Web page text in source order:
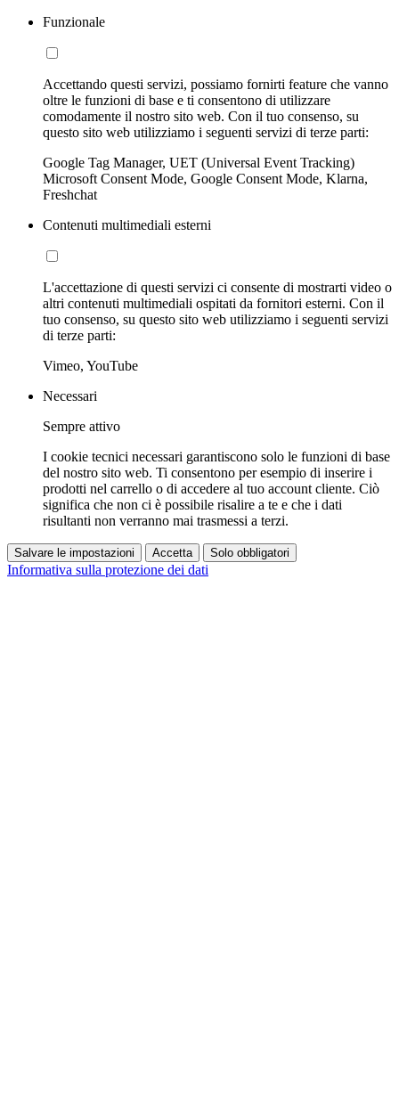
Funzionale
Accettando questi servizi, possiamo fornirti feature che vanno
oltre le funzioni di base e ti consentono di utilizzare
comodamente il nostro sito web. Con il tuo consenso, su
questo sito web utilizziamo i seguenti servizi di terze parti:
Google Tag Manager, UET (Universal Event Tracking)
Microsoft Consent Mode, Google Consent Mode, Klarna,
Freshchat
Contenuti multimediali esterni
L'accettazione di questi servizi ci consente di mostrarti video o
altri contenuti multimediali ospitati da fornitori esterni. Con il
tuo consenso, su questo sito web utilizziamo i seguenti servizi
di terze parti:
Vimeo, YouTube
Necessari
Sempre attivo
I cookie tecnici necessari garantiscono solo le funzioni di base
del nostro sito web. Ti consentono per esempio di inserire i
prodotti nel carrello o di accedere al tuo account cliente. Ciò
significa che non ci è possibile risalire a te e che i dati
risultanti non verranno mai trasmessi a terzi.
Salvare le impostazioni Accetta Solo obbligatori
Informativa sulla protezione dei dati